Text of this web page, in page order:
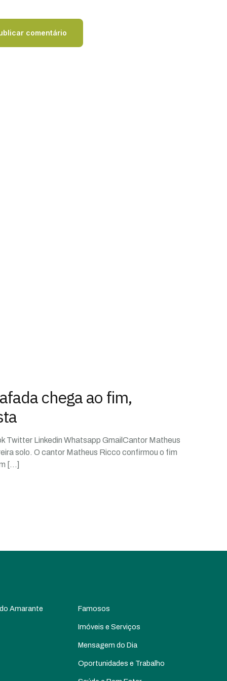
chega ao fim,
Twitter Linkedin Whatsapp GmailCantor Matheus
solo. O cantor Matheus Ricco confirmou o fim
[…]
Amarante Famosos
Imóveis e Serviços
Mensagem do Dia
Oportunidades e Trabalho